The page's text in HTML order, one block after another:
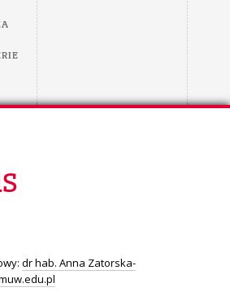
dr hab. Anna Zatorska-